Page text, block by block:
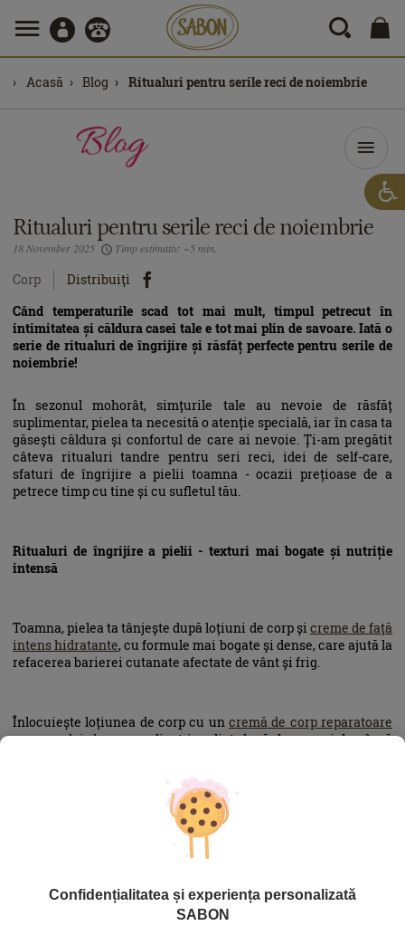
Acasă Blog Ritualuri pentru serile reci de noiembrie
Ritualuri pentru serile reci de noiembrie
18 November 2025 Timp estimativ: ~5 min.
Corp
Distribuiţi
Când temperaturile scad tot mai mult, timpul petrecut în
intimitatea și căldura casei tale e tot mai plin de savoare. Iată o
serie de ritualuri de îngrijire și răsfăț perfecte pentru serile de
noiembrie!
În sezonul mohorât, simțurile tale au nevoie de răsfăț
suplimentar, pielea ta necesită o atenție specială, iar în casa ta
găsești căldura și confortul de care ai nevoie. Ți-am pregătit
câteva ritualuri tandre pentru seri reci, idei de self-care,
sfaturi de îngrijire a pielii toamna - ocazii prețioase de a
petrece timp cu tine și cu sufletul tău.
Ritualuri de îngrijire a pielii - texturi mai bogate și nutriție
intensă
Toamna, pielea ta tânjește după loțiuni de corp și creme de față
intens hidratante, cu formule mai bogate și dense, care ajută la
refacerea barierei cutanate afectate de vânt și frig.
Înlocuiește loțiunea de corp cu un cremă de corp reparatoare
sau unulei de corpaplicat imediat după duș, pe pielea încă
Mâinile și picioarele merită și ele toată atenția ta și au nevoie
de formule mai bogate, tipunt. Înainte de culcare, pune-ți
mănuși/șosete de bumbac pentru un tratament intensiv peste
Confidențialitatea și experiența personalizată
SABON